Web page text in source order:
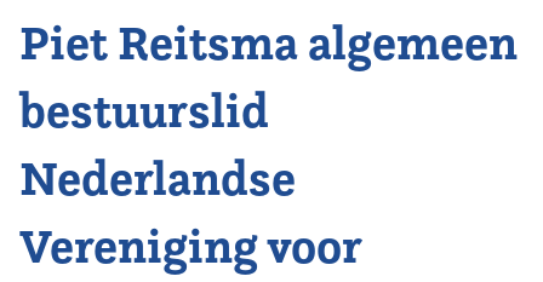
Home
Agenda
Nieuws
Opleiding
Piet Reitsma algemeen
bestuurslid
Nederlandse
Vereniging voor